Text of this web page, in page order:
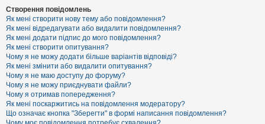
е
й
А
к
т
и
в
н
і
т
е
м
Створення повідомлень
Як мені створити нову тему або повідомлення?
Як мені відредагувати або видалити повідомлення?
Як мені додати підпис до мого повідомлення?
Як мені створити опитування?
Чому я не можу додати більше варіантів відповіді?
Як мені змінити або видалити опитування?
Чому я не маю доступу до форуму?
Чому я не можу приєднувати файли?
Чому я отримав попередження?
Як мені поскаржитись на повідомлення модератору?
Що означає кнопка "Зберегти" в формі написання повідомлення?